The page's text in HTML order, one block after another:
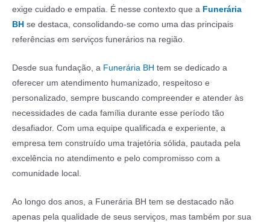
exige cuidado e empatia. É nesse contexto que a Funerária
BH se destaca, consolidando-se como uma das principais
referências em serviços funerários na região.
Desde sua fundação, a Funerária BH tem se dedicado a
oferecer um atendimento humanizado, respeitoso e
personalizado, sempre buscando compreender e atender às
necessidades de cada família durante esse período tão
desafiador. Com uma equipe qualificada e experiente, a
empresa tem construído uma trajetória sólida, pautada pela
excelência no atendimento e pelo compromisso com a
comunidade local.
Ao longo dos anos, a Funerária BH tem se destacado não
apenas pela qualidade de seus serviços, mas também por sua